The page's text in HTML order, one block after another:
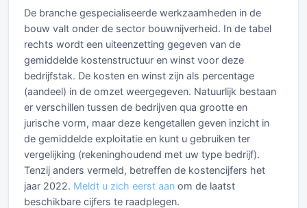
De branche gespecialiseerde werkzaamheden in de
bouw valt onder de sector bouwnijverheid. In de tabel
rechts wordt een uiteenzetting gegeven van de
gemiddelde kostenstructuur en winst voor deze
bedrijfstak. De kosten en winst zijn als percentage
(aandeel) in de omzet weergegeven. Natuurlijk bestaan
er verschillen tussen de bedrijven qua grootte en
jurische vorm, maar deze kengetallen geven inzicht in
de gemiddelde exploitatie en kunt u gebruiken ter
vergelijking (rekeninghoudend met uw type bedrijf).
Tenzij anders vermeld, betreffen de kostencijfers het
jaar 2022. Meldt u zich eerst aan om de laatst
beschikbare cijfers te raadplegen.